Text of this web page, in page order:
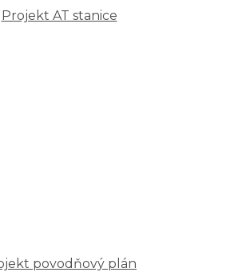
Projekt AT stanice
povodňový plán